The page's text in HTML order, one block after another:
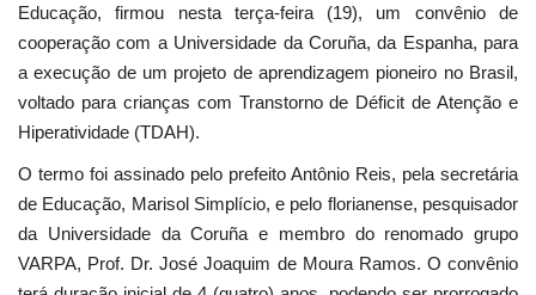
Educação, firmou nesta terça-feira (19), um convênio de
cooperação com a Universidade da Coruña, da Espanha, para
a execução de um projeto de aprendizagem pioneiro no Brasil,
voltado para crianças com Transtorno de Déficit de Atenção e
Hiperatividade (TDAH).
O termo foi assinado pelo prefeito Antônio Reis, pela secretária
de Educação, Marisol Simplício, e pelo florianense, pesquisador
da Universidade da Coruña e membro do renomado grupo
VARPA, Prof. Dr. José Joaquim de Moura Ramos. O convênio